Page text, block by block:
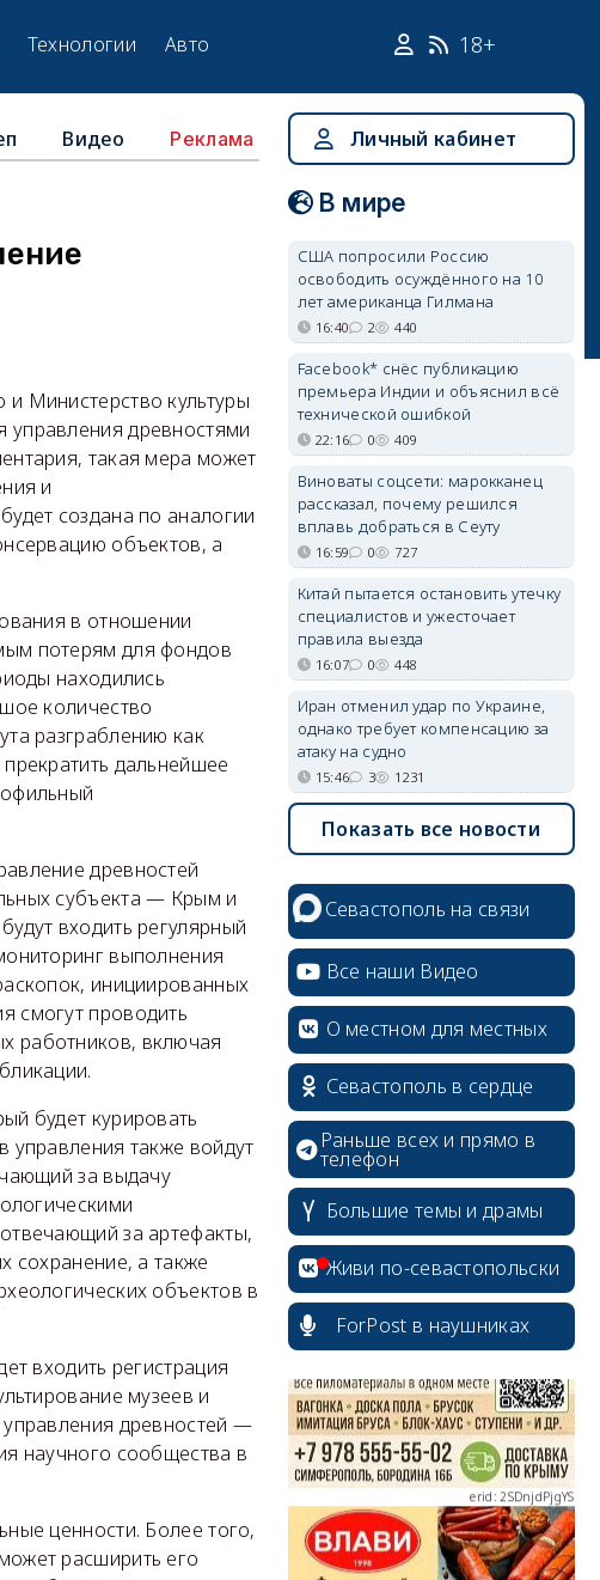
Технологии Авто 18+
Видео Реклама
Министерство культуры
управления древностями
такая мера может
и
создана по аналогии
объектов, а
в отношении
потерям для фондов
находились
количество
разграблению как
дальнейшее
древностей
субъекта — Крым и
входить регулярный
выполнения
инициированных
смогут проводить
работников, включая
будет курировать
управления также войдут
за выдачу
за артефакты,
сохранение, а также
объектов в
входить регистрация
музеев и
управления древностей —
научного сообщества в
ценности. Более того,
расширить его
Личный кабинет
В мире
США попросили Россию
освободить осуждённого на 10
лет американца Гилмана
16:40 2 440
Facebook* снёс публикацию
премьера Индии и объяснил всё
технической ошибкой
22:16 0 409
Виноваты соцсети: марокканец
рассказал, почему решился
вплавь добраться в Сеуту
16:59 0 727
Китай пытается остановить утечку
специалистов и ужесточает
правила выезда
16:07 0 448
Иран отменил удар по Украине,
однако требует компенсацию за
атаку на судно
15:46 3 1231
Показать все новости
Севастополь на связи
Все наши Видео
О местном для местных
Севастополь в сердце
Раньше всех и прямо в
телефон
Большие темы и драмы
Живи по-севастопольски
ForPost в наушниках
erid: 2SDnjcrDNw6
erid: 2SDnjdPjgYS